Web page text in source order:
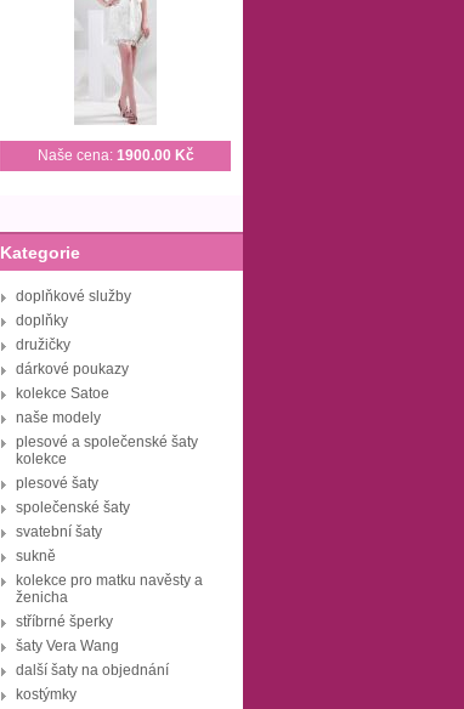
Naše cena: 1900.00 Kč
Kategorie
doplňkové služby
doplňky
družičky
dárkové poukazy
kolekce Satoe
naše modely
plesové a společenské šaty
kolekce
plesové šaty
společenské šaty
svatební šaty
sukně
kolekce pro matku navěsty a
ženicha
stříbrné šperky
šaty Vera Wang
další šaty na objednání
kostýmky